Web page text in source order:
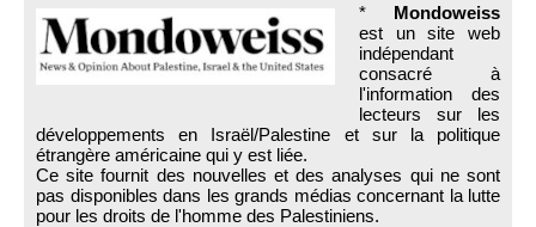
* Mondoweiss
est un site web
indépendant
consacré à
l'information des
lecteurs sur les
développements en Israël/Palestine et sur la politique
étrangère américaine qui y est liée.
Ce site fournit des nouvelles et des analyses qui ne sont
pas disponibles dans les grands médias concernant la lutte
pour les droits de l'homme des Palestiniens.